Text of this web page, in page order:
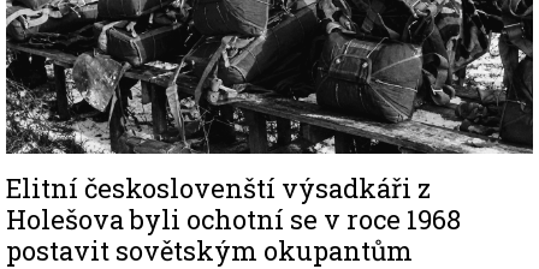
Elitní českoslovenští výsadkáři z
Holešova byli ochotní se v roce 1968
postavit sovětským okupantům